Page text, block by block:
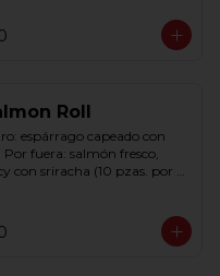
Roll
espárrago capeado con
Por fuera: salmón fresco,
con sriracha (10 pzas. por